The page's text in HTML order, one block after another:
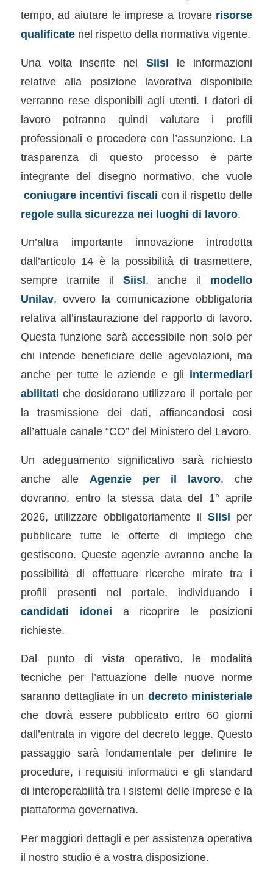
tempo, ad aiutare le imprese a trovare risorse
qualificatenel rispetto della normativa vigente.
Una volta inserite nel Siisl le informazioni
relative alla posizione lavorativa disponibile
verranno rese disponibili agli utenti. I datori di
lavoro potranno quindi valutare i profili
professionali e procedere con l’assunzione. La
trasparenza di questo processo è parte
integrante del disegno normativo, che vuole
coniugare incentivi fiscali con il rispetto delle
regole sulla sicurezza nei luoghi di lavoro.
Un’altra importante innovazione introdotta
dall’articolo 14 è la possibilità di trasmettere,
sempre tramite il Siisl, anche il modello
Unilav, ovvero la comunicazione obbligatoria
relativa all’instaurazione del rapporto di lavoro.
Questa funzione sarà accessibile non solo per
chi intende beneficiare delle agevolazioni, ma
anche per tutte le aziende e gli intermediari
abilitati che desiderano utilizzare il portale per
la trasmissione dei dati, affiancandosi così
all’attuale canale “CO” del Ministero del Lavoro.
Un adeguamento significativo sarà richiesto
anche alle Agenzie per il lavoro, che
dovranno, entro la stessa data del 1° aprile
2026, utilizzare obbligatoriamente ilSiisl per
pubblicare tutte le offerte di impiego che
gestiscono. Queste agenzie avranno anche la
possibilità di effettuare ricerche mirate tra i
profili presenti nel portale, individuando i
candidati idonei a ricoprire le posizioni
richieste.
Dal punto di vista operativo, le modalità
tecniche per l’attuazione delle nuove norme
saranno dettagliate in un decreto ministeriale
che dovrà essere pubblicato entro 60 giorni
dall’entrata in vigore del decreto legge. Questo
passaggio sarà fondamentale per definire le
procedure, i requisiti informatici e gli standard
di interoperabilità tra i sistemi delle imprese e la
piattaforma governativa.
Per maggiori dettagli e per assistenza operativa
il nostro studio è a vostra disposizione.